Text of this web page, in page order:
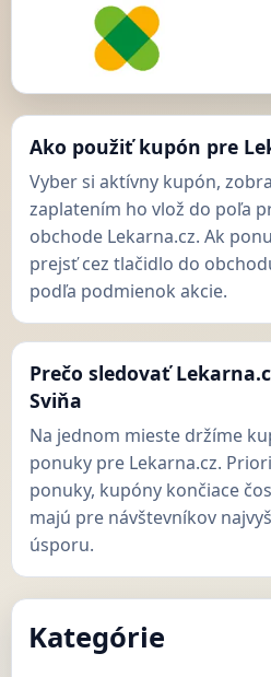
Ako použiť kupón pre
Vyber si aktívny kupón,
zaplatením ho vlož do poľa
obchode Lekarna.cz. Ak
prejsť cez tlačidlo do
podľa podmienok akcie.
Prečo sledovať
Sviňa
Na jednom mieste držíme
ponuky pre Lekarna.cz.
ponuky, kupóny končiace
majú pre návštevníkov
úsporu.
Kategórie